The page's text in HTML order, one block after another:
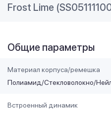
Frost Lime
Общие параметры
Материал корпуса/ремешка
Полиамид/Стекловолокно/
Встроенный динамик